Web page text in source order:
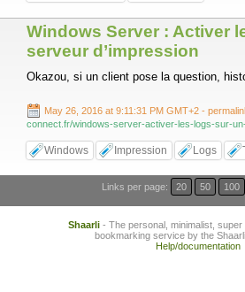
Windows Server : Activer
serveur d’impression
Okazou, si un client pose la question,
May 26, 2016 at 9:11:31 PM GMT+2 -
connect.fr/windows-server-activer-les-logs-sur-
Windows Impression Logs
Links per page: 20 50 100
Shaarli- The personal, minimalist, super
bookmarking service by the
Help/documentation